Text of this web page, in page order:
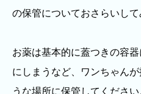
の保管についておさらいして
お薬は基本的に蓋つきの容
にしまうなど、ワンちゃん
うな場所に保管してください